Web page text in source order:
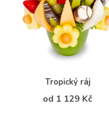
Tropický ráj
od 1 129 Kč